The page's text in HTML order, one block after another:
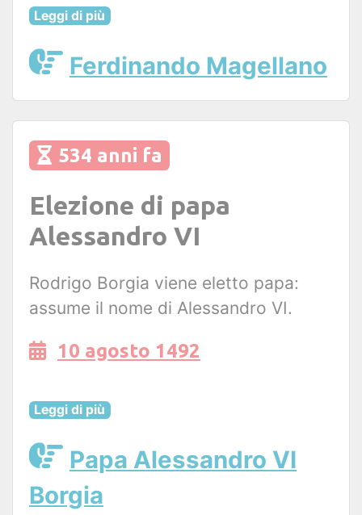
Leggi di più
Ferdinando Magellano
534 anni fa
Elezione di papa
Alessandro VI
Rodrigo Borgia viene eletto papa:
assume il nome di Alessandro VI.
10 agosto 1492
Leggi di più
Papa Alessandro VI
Borgia